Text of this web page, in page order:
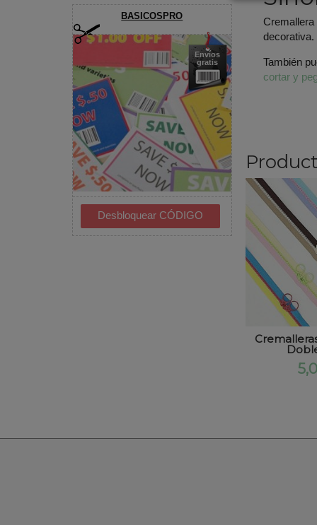
BASICOSPRO
Envíos
gratis
decorativa.
También
cortar y